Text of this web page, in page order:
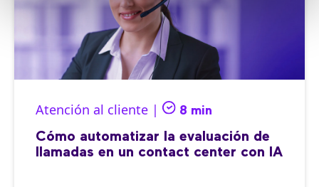
Atención al cliente | 8 min
Cómo automatizar la evaluación de
llamadas en un contact center con IA